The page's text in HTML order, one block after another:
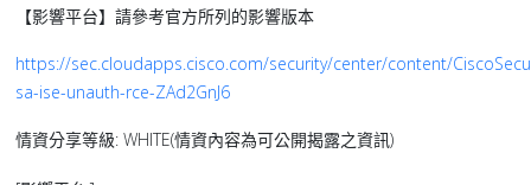
【影響平台】請參考官方所列的影響版本
https://sec.cloudapps.cisco.com/security/center/content/
sa-ise-unauth-rce-ZAd2GnJ6
情資分享等級: WHITE(情資內容為可公開揭露之資訊)